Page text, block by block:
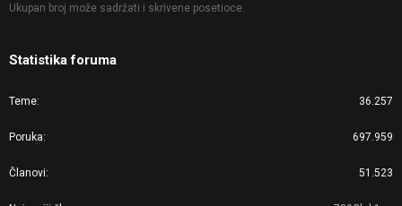
Ukupan broj može sadržati i skrivene posetioce.
Statistika foruma
Teme 36.257
Poruka 697.959
Članovi 51.523